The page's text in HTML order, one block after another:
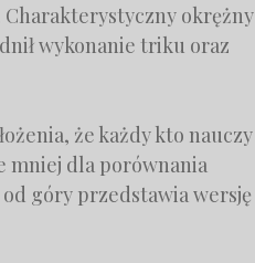
Charakterystyczny okrężny
wykonanie triku oraz
że każdy kto nauczy
mniej dla porównania
góry przedstawia wersję